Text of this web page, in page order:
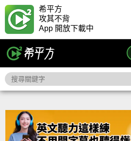
希平方
攻其不背
App 開放下載中